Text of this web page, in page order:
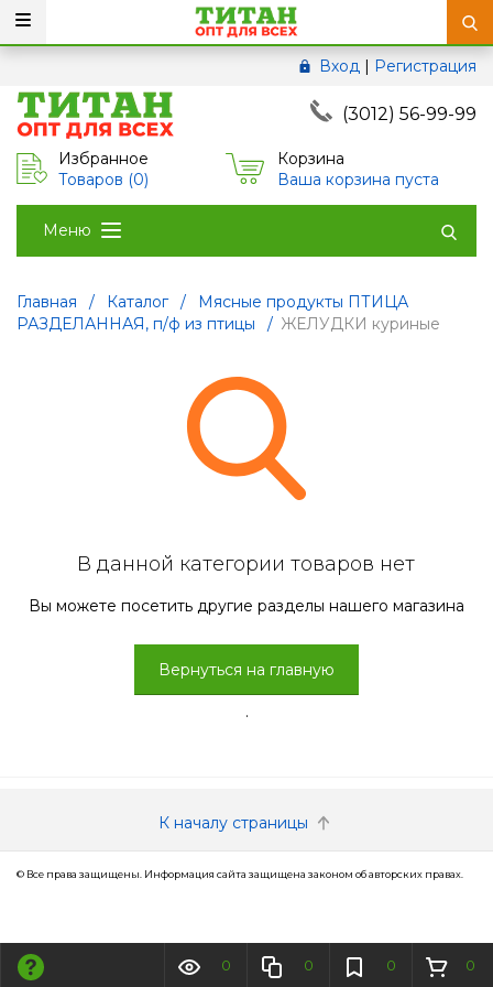
0 0 0 0
Вход | Регистрация
(3012) 56-99-99
Избранное
Товаров (0)
Корзина
Ваша корзина пуста
Меню
Главная / Каталог /
Мясные продукты ПТИЦА
РАЗДЕЛАННАЯ, п/ф из птицы
/ ЖЕЛУДКИ куриные
В данной категории товаров нет
Вы можете посетить другие разделы нашего магазина
Вернуться на главную
.
К началу страницы
© Все права защищены. Информация сайта защищена законом об авторских правах.